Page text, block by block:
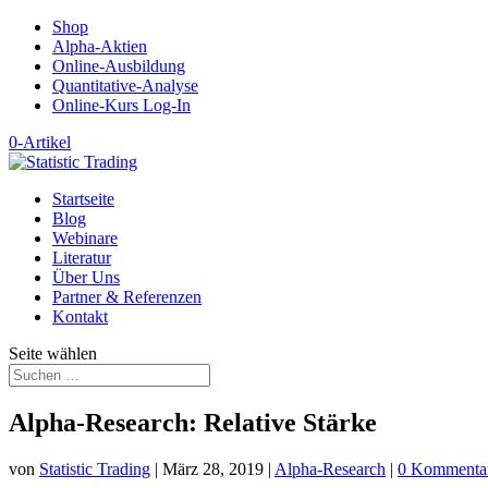
Shop
Alpha-Aktien
Online-Ausbildung
Quantitative-Analyse
Online-Kurs Log-In
0-Artikel
Startseite
Blog
Webinare
Literatur
Über Uns
Partner & Referenzen
Kontakt
Seite wählen
Alpha-Research: Relative Stärke
von Statistic Trading | März 28, 2019 | Alpha-Research | 0